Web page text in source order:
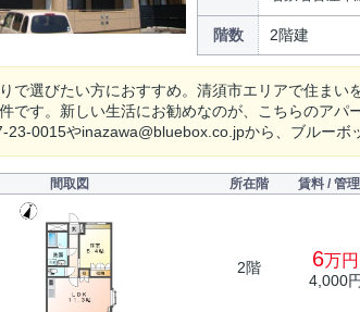
階数 2階建
で選びたい方におすすめ。清須市エリアで住ま
です。新しい生活にお勧めなのが、こちらのア
23-0015やinazawa@bluebox.co.jpから、ブルーボ
間取図 所在階 賃料 / 管
2階 6万円
4,000円